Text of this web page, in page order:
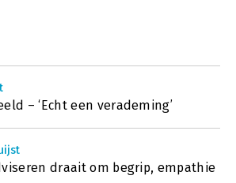
– ‘Echt een verademing’
draait om begrip, empathie